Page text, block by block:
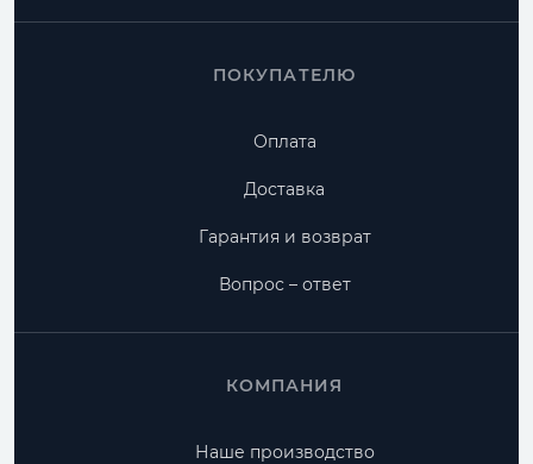
ПОКУПАТЕЛЮ
Оплата
Доставка
Гарантия и возврат
Вопрос – ответ
КОМПАНИЯ
Наше производство